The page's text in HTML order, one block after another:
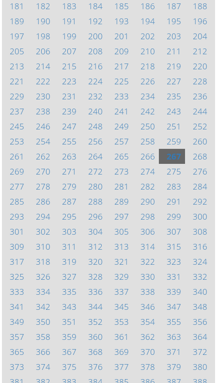
181
182 183 184 185 186 187
188
189
190 191 192 193 194 195
196
197
198 199 200 201 202 203
204
205
206 207 208 209 210 211
212
213
214 215 216 217 218 219
220
221
222 223 224 225 226 227
228
229
230 231 232 233 234 235
236
237
238 239 240 241 242 243
244
245
246 247 248 249 250 251
252
253
254 255 256 257 258 259
260
261
262 263 264 265 266 267
268
269
270 271 272 273 274 275
276
277
278 279 280 281 282 283
284
285
286 287 288 289 290 291
292
293
294 295 296 297 298 299
300
301
302 303 304 305 306 307
308
309
310 311 312 313 314 315
316
317
318 319 320 321 322 323
324
325
326 327 328 329 330 331
332
333
334 335 336 337 338 339
340
341
342 343 344 345 346 347
348
349
350 351 352 353 354 355
356
357
358 359 360 361 362 363
364
365
366 367 368 369 370 371
372
373
374 375 376 377 378 379
380